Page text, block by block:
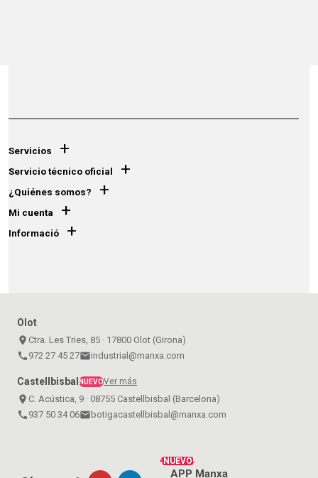
Servicios +
Servicio técnico oficial +
¿Quiénes somos? +
Mi cuenta +
Informació +
Olot
place Ctra. Les Tries, 85 · 17800 Olot (Girona)
call 972 27 45 27emailindustrial@manxa.com
CastellbisbalNUEVOVer más
place C. Acústica, 9 · 08755 Castellbisbal (Barcelona)
call 937 50 34 06emailbotigacastellbisbal@manxa.com
¡NUEVO!
APP Manxa